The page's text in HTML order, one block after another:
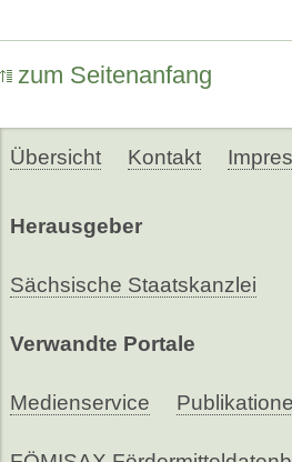
zum Seitenanfang
Übersicht Kontakt
Herausgeber
Sächsische Staatskanzlei
Verwandte Portale
Medienservice